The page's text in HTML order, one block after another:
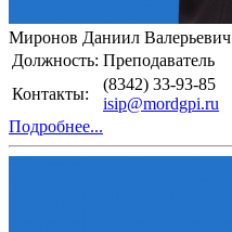
Миронов Даниил Валерьевич
Должность: Преподаватель
Контакты:
(8342) 33-93-85
isip@mordgpi.ru
Подробнее...